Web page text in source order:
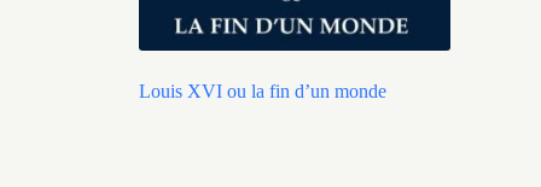
Louis XVI ou la fin d’un monde